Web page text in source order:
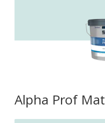
Alpha Prof Mat